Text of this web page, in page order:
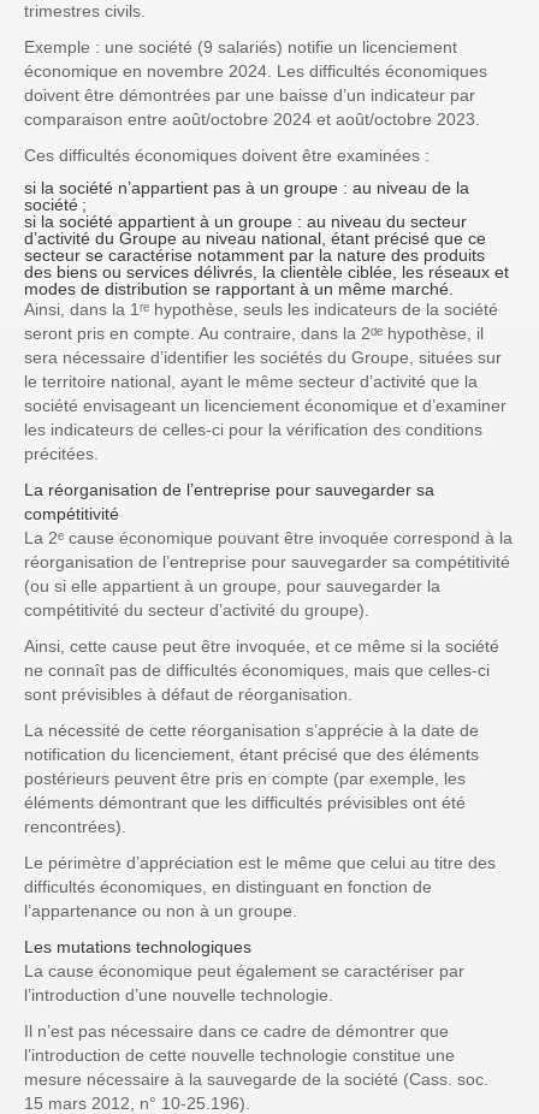
trimestres civils.
Exemple : une société (9 salariés) notifie un licenciement
économique en novembre 2024. Les difficultés économiques
doivent être démontrées par une baisse d’un indicateur par
comparaison entre août/octobre 2024 et août/octobre 2023.
Ces difficultés économiques doivent être examinées :
si la société n’appartient pas à un groupe : au niveau de la
société ;
si la société appartient à un groupe : au niveau du secteur
d’activité du Groupe au niveau national, étant précisé que ce
secteur se caractérise notamment par la nature des produits
des biens ou services délivrés, la clientèle ciblée, les réseaux et
modes de distribution se rapportant à un même marché.
Ainsi, dans la 1ʳᵉ hypothèse, seuls les indicateurs de la société
seront pris en compte. Au contraire, dans la 2ᵈᵉ hypothèse, il
sera nécessaire d’identifier les sociétés du Groupe, situées sur
le territoire national, ayant le même secteur d’activité que la
société envisageant un licenciement économique et d’examiner
les indicateurs de celles-ci pour la vérification des conditions
précitées.
La réorganisation de l’entreprise pour sauvegarder sa
compétitivité
La 2ᵉ cause économique pouvant être invoquée correspond à la
réorganisation de l’entreprise pour sauvegarder sa compétitivité
(ou si elle appartient à un groupe, pour sauvegarder la
compétitivité du secteur d’activité du groupe).
Ainsi, cette cause peut être invoquée, et ce même si la société
ne connaît pas de difficultés économiques, mais que celles-ci
sont prévisibles à défaut de réorganisation.
La nécessité de cette réorganisation s’apprécie à la date de
notification du licenciement, étant précisé que des éléments
postérieurs peuvent être pris en compte (par exemple, les
éléments démontrant que les difficultés prévisibles ont été
rencontrées).
Le périmètre d’appréciation est le même que celui au titre des
difficultés économiques, en distinguant en fonction de
l’appartenance ou non à un groupe.
Les mutations technologiques
La cause économique peut également se caractériser par
l’introduction d’une nouvelle technologie.
Il n’est pas nécessaire dans ce cadre de démontrer que
l’introduction de cette nouvelle technologie constitue une
mesure nécessaire à la sauvegarde de la société (Cass. soc.
15 mars 2012, n° 10-25.196).